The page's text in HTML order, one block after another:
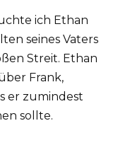
ich Ethan
seines Vaters
Streit. Ethan
Frank,
er zumindest
sollte.